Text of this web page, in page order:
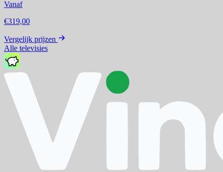
Vanaf
€319,00
Vergelijk prijzen
Alle televisies